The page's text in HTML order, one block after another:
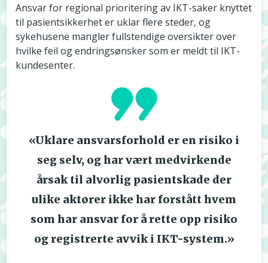
Ansvar for regional prioritering av IKT-saker knyttet
til pasientsikkerhet er uklar flere steder, og
sykehusene mangler fullstendige oversikter over
hvilke feil og endringsønsker som er meldt til IKT-
kundesenter.
«Uklare ansvarsforhold er en risiko i
seg selv, og har vært medvirkende
årsak til alvorlig pasientskade der
ulike aktører ikke har forstått hvem
som har ansvar for å rette opp risiko
og registrerte avvik i IKT-system.»